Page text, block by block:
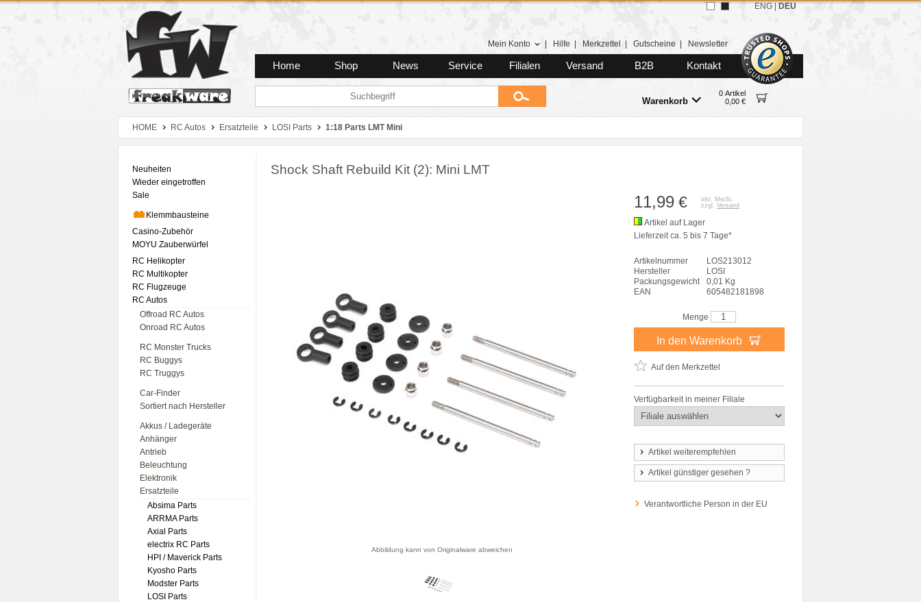
Zum Hauptmenue
Zum Seiteninhalt
Zum Warenkob
Mein Konto Hilfe Merkzettel Gutscheine Newsletter
Home Shop News Service Filialen Versand B2B Kontakt
Warenkorb
0 Artikel
0,00 €
ENG DEU
HOME RC Autos Ersatzteile LOSI Parts 1:18 Parts LMT Mini
Neuheiten
Wieder eingetroffen
Sale
Klemmbausteine
Casino-Zubehör
MOYU Zauberwürfel
RC Helikopter
RC Multikopter
RC Flugzeuge
RC Autos
Offroad RC Autos
Onroad RC Autos
RC Monster Trucks
RC Buggys
RC Truggys
Car-Finder
Sortiert nach Hersteller
Akkus / Ladegeräte
Anhänger
Antrieb
Beleuchtung
Elektronik
Ersatzteile
Absima Parts
ARRMA Parts
Axial Parts
electrix RC Parts
HPI / Maverick Parts
Kyosho Parts
Modster Parts
LOSI Parts
Shock Shaft Rebuild Kit (2): Mini LMT
Abbildung kann von Originalware abweichen
11,99 €
inkl. MwSt.
zzgl. Versand
Artikel auf Lager
Lieferzeit ca. 5 bis 7 Tage*
Artikelnummer
LOS213012
Hersteller
LOSI
Packungsgewicht
0,01 Kg
EAN
605482181898
Menge
In den Warenkorb
Auf den Merkzettel
Verfügbarkeit in meiner Filiale
Artikel weiterempfehlen
Artikel günstiger gesehen ?
Verantwortliche Person in der EU